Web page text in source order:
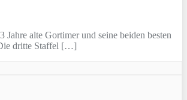
alte Gortimer und seine beiden besten
dritte Staffel […]